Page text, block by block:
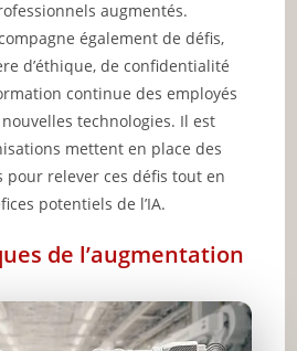
augmentés.
également de défis,
d’éthique, de confidentialité
continue des employés
technologies. Il est
mettent en place des
pour relever ces défis tout en
potentiels de l’IA.
de l’augmentation